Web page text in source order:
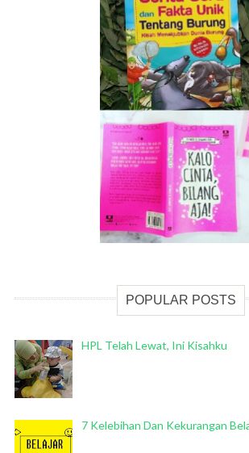
POPULAR POSTS
HPL Telah Lewat, Ini Kisahku
7 Kelebihan Dan Kekurangan